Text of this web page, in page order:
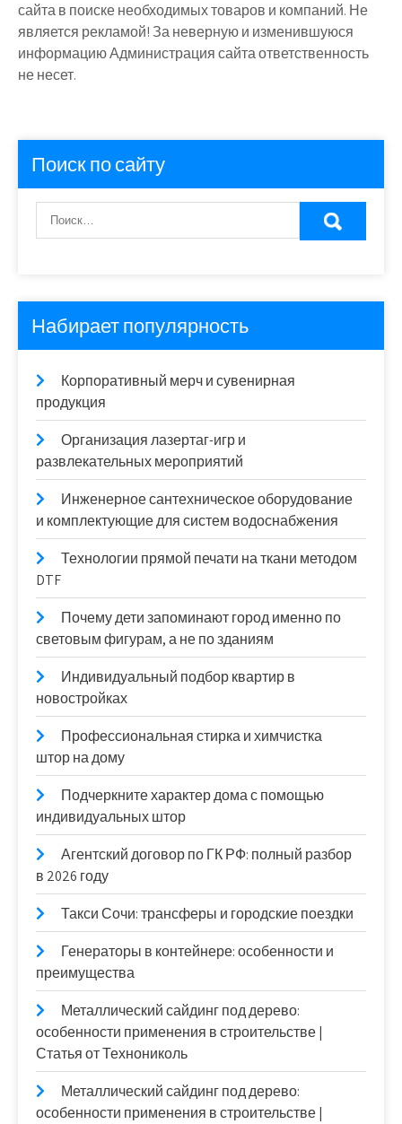
сайта в поиске необходимых товаров и компаний. Не
является рекламой! За неверную и изменившуюся
информацию Администрация сайта ответственность
не несет.
Поиск по сайту
Набирает популярность
Корпоративный мерч и сувенирная
продукция
Организация лазертаг-игр и
развлекательных мероприятий
Инженерное сантехническое оборудование
и комплектующие для систем водоснабжения
Технологии прямой печати на ткани методом
DTF
Почему дети запоминают город именно по
световым фигурам, а не по зданиям
Индивидуальный подбор квартир в
новостройках
Профессиональная стирка и химчистка
штор на дому
Подчеркните характер дома с помощью
индивидуальных штор
Агентский договор по ГК РФ: полный разбор
в 2026 году
Такси Сочи: трансферы и городские поездки
Генераторы в контейнере: особенности и
преимущества
Металлический сайдинг под дерево:
особенности применения в строительстве |
Статья от Технониколь
Металлический сайдинг под дерево:
особенности применения в строительстве |